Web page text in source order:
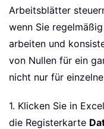
Arbeitsblätter
wenn Sie
arbeiten und
von Nullen für ein
nicht nur für
1. Klicken Sie in
die Registerkarte